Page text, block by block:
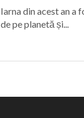
Iarna din acest an a
de pe planetă și...